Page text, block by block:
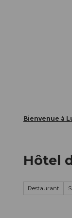
Bienvenue à
Hôtel
Restaurant